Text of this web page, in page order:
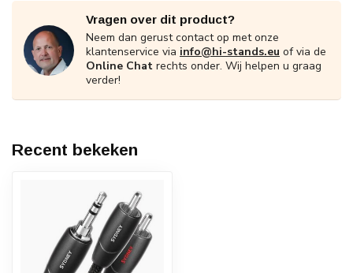
Vragen over dit product?
Neem dan gerust contact op met onze
klantenservice via info@hi-stands.eu of via de
Online Chat rechts onder. Wij helpen u graag
verder!
Recent bekeken